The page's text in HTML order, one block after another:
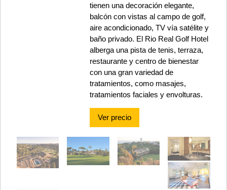
tienen una decoración elegante,
balcón con vistas al campo de golf,
aire acondicionado, TV vía satélite y
baño privado. El Rio Real Golf Hotel
alberga una pista de tenis, terraza,
restaurante y centro de bienestar
con una gran variedad de
tratamientos, como masajes,
tratamientos faciales y envolturas.
Ver precio